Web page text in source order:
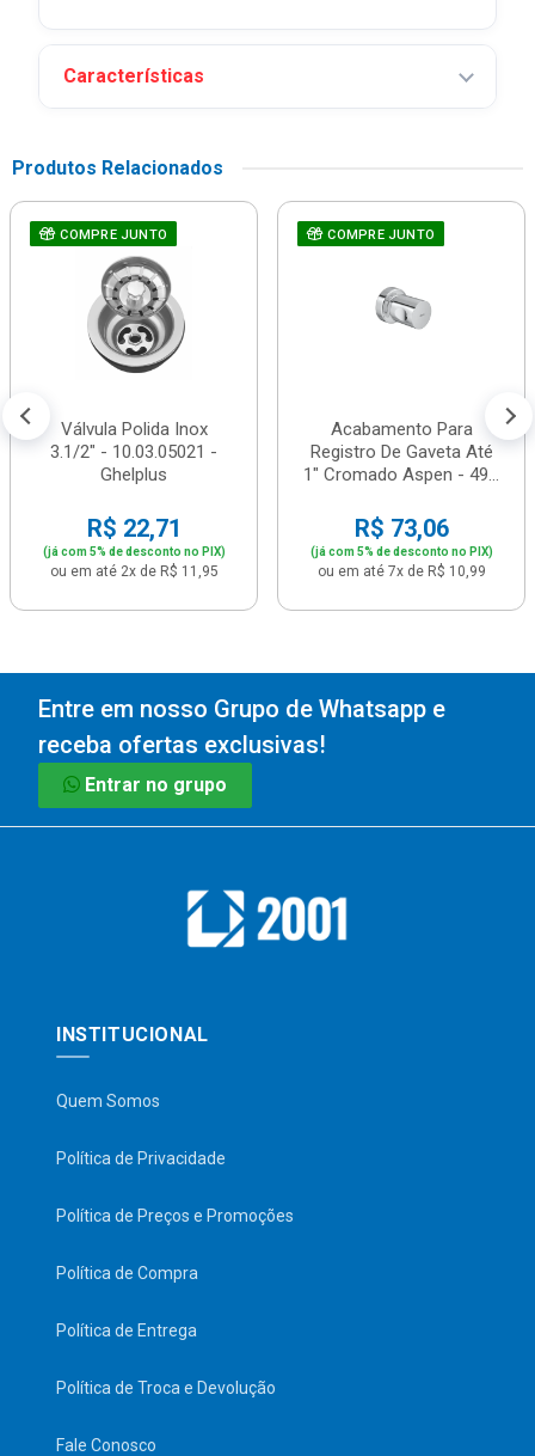
Características
Produtos Relacionados
COMPRE JUNTO
Válvula Polida Inox
3.1/2" - 10.03.05021 -
Ghelplus
R$ 22,71
(já com 5% de desconto no PIX)
ou em até 2x de R$ 11,95
COMPRE JUNTO
Acabamento Para
Registro De Gaveta Até
1" Cromado Aspen - 49...
R$ 73,06
(já com 5% de desconto no PIX)
ou em até 7x de R$ 10,99
Entre em nosso Grupo de Whatsapp e
receba ofertas exclusivas!
Entrar no grupo
INSTITUCIONAL
Quem Somos
Política de Privacidade
Política de Preços e Promoções
Política de Compra
Política de Entrega
Política de Troca e Devolução
Fale Conosco